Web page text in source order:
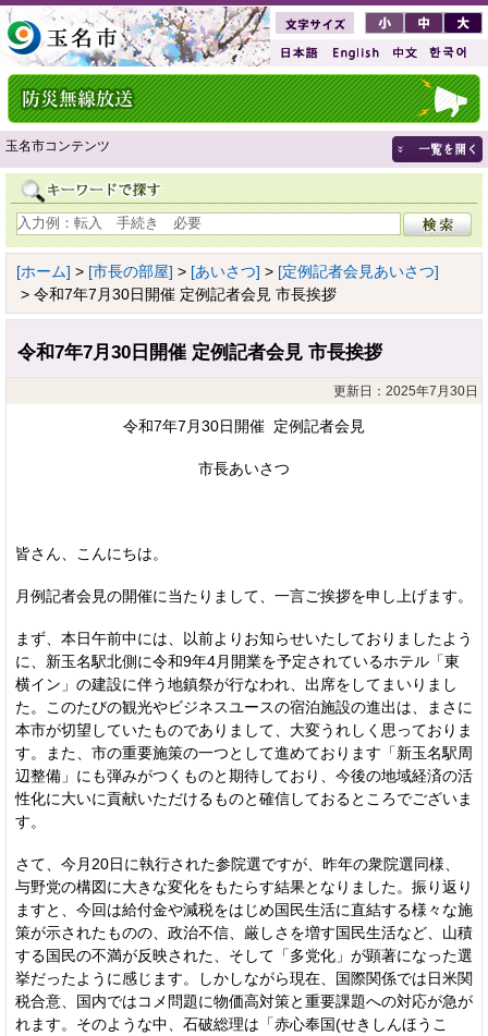
玉名市コンテンツ
[ホーム] > [市長の部屋] > [あいさつ] > [定例記者会見あいさつ]
> 令和7年7月30日開催 定例記者会見 市長挨拶
令和7年7月30日開催 定例記者会見 市長挨拶
更新日：2025年7月30日
令和7年7月30日開催 定例記者会見
市長あいさつ
皆さん、こんにちは。
月例記者会見の開催に当たりまして、一言ご挨拶を申し上げます。
まず、本日午前中には、以前よりお知らせいたしておりましたよう
に、新玉名駅北側に令和9年4月開業を予定されているホテル「東
横イン」の建設に伴う地鎮祭が行なわれ、出席をしてまいりまし
た。このたびの観光やビジネスユースの宿泊施設の進出は、まさに
本市が切望していたものでありまして、大変うれしく思っておりま
す。また、市の重要施策の一つとして進めております「新玉名駅周
辺整備」にも弾みがつくものと期待しており、今後の地域経済の活
性化に大いに貢献いただけるものと確信しておるところでございま
す。
さて、今月20日に執行された参院選ですが、昨年の衆院選同様、
与野党の構図に大きな変化をもたらす結果となりました。振り返り
ますと、今回は給付金や減税をはじめ国民生活に直結する様々な施
策が示されたものの、政治不信、厳しさを増す国民生活など、山積
する国民の不満が反映された、そして「多党化」が顕著になった選
挙だったように感じます。しかしながら現在、国際関係では日米関
税合意、国内ではコメ問題に物価高対策と重要課題への対応が急が
れます。そのような中、石破総理は「赤心奉国(せきしんほうこ